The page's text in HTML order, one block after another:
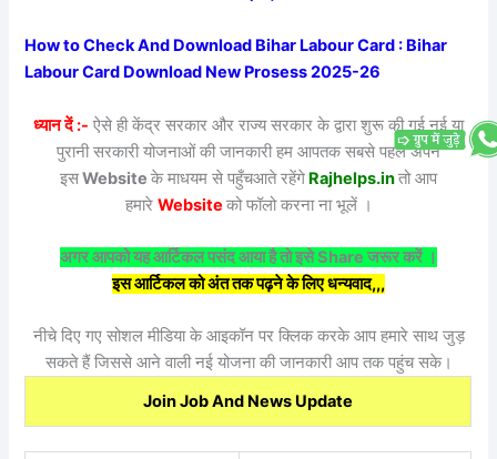
How to Check And Download Bihar Labour Card : Bihar
Labour Card Download New Prosess 2025-26
ध्यान दें :- ऐसे ही केंद्र सरकार और राज्य सरकार के द्वारा शुरू की गई नई या
पुरानी सरकारी योजनाओं की जानकारी हम आपतक सबसे पहले अपने
इसWebsite के माधयम से पहुँचआते रहेंगे Rajhelps.inतो आप
हमारे Website को फॉलो करना ना भूलें ।
अगर आपको यह आर्टिकल पसंद आया है तो इसे Share जरूर करें ।
इस आर्टिकल को अंत तक पढ़ने के लिए धन्यवाद,,,
नीचे दिए गए सोशल मीडिया के आइकॉन पर क्लिक करके आप हमारे साथ जुड़
सकते हैं जिससे आने वाली नई योजना की जानकारी आप तक पहुंच सके।
Join Job And News Update